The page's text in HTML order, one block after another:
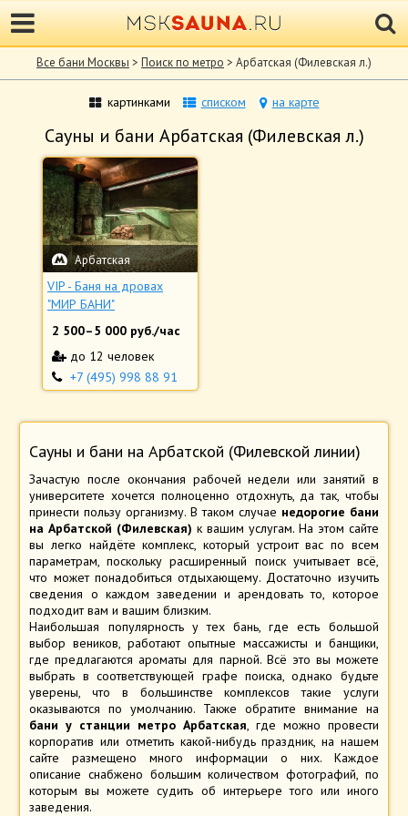
Все бани Москвы > Поиск по метро > Арбатская (Филевская л.)
картинками списком на карте
Сауны и бани Арбатская (Филевская л.)
Арбатская
VIP - Баня на дровах
"МИР БАНИ"
2 500–5 000 руб./час
до 12 человек
+7 (495) 998 88 91
Сауны и бани на Арбатской (Филевской линии)
Зачастую после окончания рабочей недели или занятий в
университете хочется полноценно отдохнуть, да так, чтобы
принести пользу организму. В таком случае недорогие бани
на Арбатской (Филевская) к вашим услугам. На этом сайте
вы легко найдёте комплекс, который устроит вас по всем
параметрам, поскольку расширенный поиск учитывает всё,
что может понадобиться отдыхающему. Достаточно изучить
сведения о каждом заведении и арендовать то, которое
подходит вам и вашим близким.
Наибольшая популярность у тех бань, где есть большой
выбор веников, работают опытные массажисты и банщики,
где предлагаются ароматы для парной. Всё это вы можете
выбрать в соответствующей графе поиска, однако будьте
уверены, что в большинстве комплексов такие услуги
оказываются по умолчанию. Также обратите внимание на
бани у станции метро Арбатская, где можно провести
корпоратив или отметить какой-нибудь праздник, на нашем
сайте размещено много информации о них. Каждое
описание снабжено большим количеством фотографий, по
которым вы можете судить об интерьере того или иного
заведения.